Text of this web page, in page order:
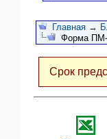
Упрощенка
Договоры
Проводки
Главная →
Форма ПМ-
Срок